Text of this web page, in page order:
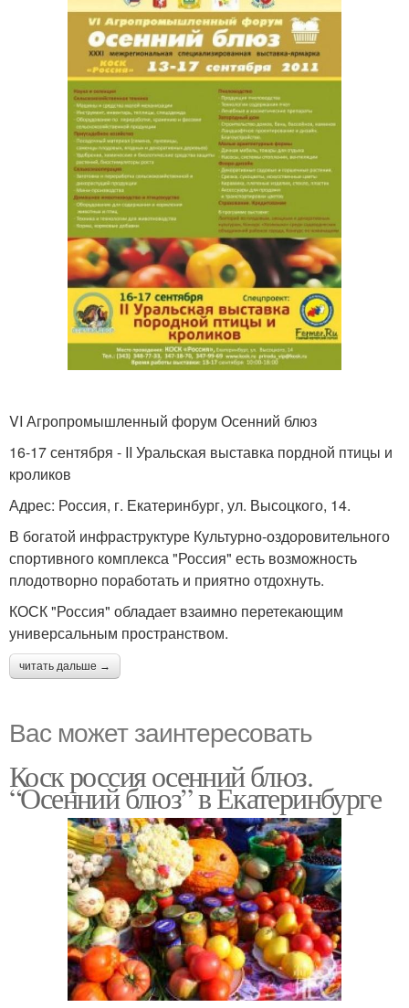
VI Агропромышленный форум Осенний блюз
16-17 сентября - II Уральская выставка пордной птицы и
кроликов
Адрес: Россия, г. Екатеринбург, ул. Высоцкого, 14.
В богатой инфраструктуре Культурно-оздоровительного
спортивного комплекса "Россия" есть возможность
плодотворно поработать и приятно отдохнуть.
КОСК "Россия" обладает взаимно перетекающим
универсальным пространством.
читать дальше →
Вас может заинтересовать
Коск россия осенний блюз.
“Осенний блюз” в Екатеринбурге